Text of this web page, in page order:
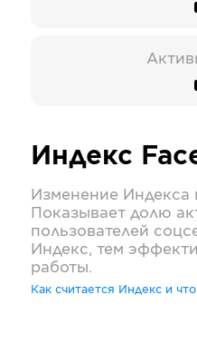
Индекс
Изменение Индекса
Показывает долю
пользователей
Индекс, тем
работы.
Как считается Индекс и